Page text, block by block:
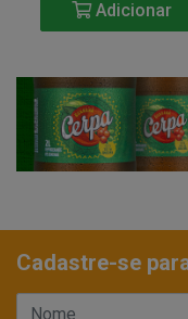
Adicionar
Cadastre-se